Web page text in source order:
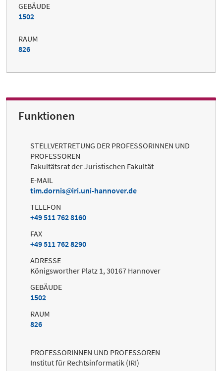
GEBÄUDE
1502
RAUM
826
Funktionen
STELLVERTRETUNG DER PROFESSORINNEN UND
PROFESSOREN
Fakultätsrat der Juristischen Fakultät
E-MAIL
tim.dornis
iri.uni-hannover.de
TELEFON
+49 511 762 8160
FAX
+49 511 762 8290
ADRESSE
Königsworther Platz 1, 30167 Hannover
GEBÄUDE
1502
RAUM
826
PROFESSORINNEN UND PROFESSOREN
Institut für Rechtsinformatik (IRI)